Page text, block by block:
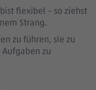
flexibel – so ziehst
Strang.
zu führen, sie zu
zu